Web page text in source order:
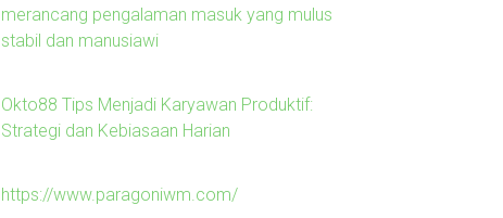
merancang pengalaman masuk yang mulus
stabil dan manusiawi
Okto88 Tips Menjadi Karyawan Produktif:
Strategi dan Kebiasaan Harian
https://www.paragoniwm.com/